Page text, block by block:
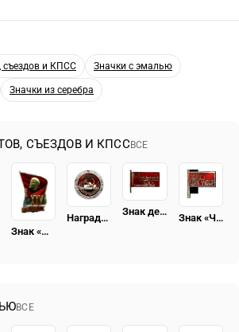
съездов и КПСС Значки с эмалью
Значки из серебра
СЪЕЗДОВ И КПСС ВСЕ
Знак «Делегат XXV съезда КПСС»
Наградной знак от ЦИК Грузинской ССР
Знак депутата ЦИК (Центральный исполнительный комитет) Башкирской АССР
Знак «Член ЦИК Узбекской ССР»
ВСЕ